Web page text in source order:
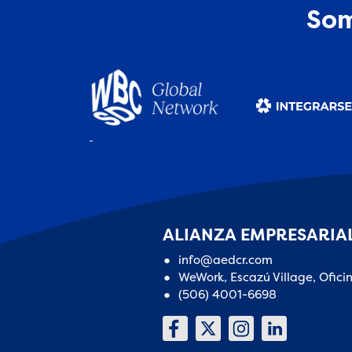
ALIANZA
info@aedcr.com
WeWork, Escazú Village,
(506) 4001-6698